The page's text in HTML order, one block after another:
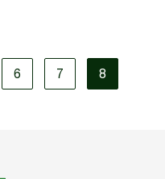
6 7 8